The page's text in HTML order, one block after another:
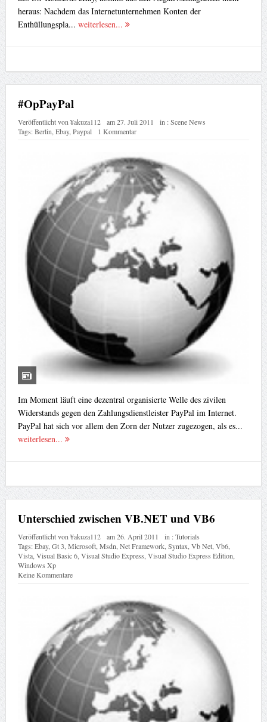
heraus: Nachdem das Internetunternehmen Konten der
Enthüllungspla... weiterlesen...
#OpPayPal
Veröffentlicht von¥akuza112 am27. Juli 2011 in :Scene News
Tags:Berlin,Ebay,Paypal 1 Kommentar
Im Moment läuft eine dezentral organisierte Welle des zivilen
Widerstands gegen den Zahlungsdienstleister PayPal im Internet.
PayPal hat sich vor allem den Zorn der Nutzer zugezogen, als es...
weiterlesen...
Unterschied zwischen VB.NET und VB6
Veröffentlicht von¥akuza112 am26. April 2011 in :Tutorials
Tags:Ebay,Gt 3,Microsoft,Msdn,Net Framework,Syntax,Vb Net,Vb6,
Vista,Visual Basic 6,Visual Studio Express,Visual Studio Express Edition,
Windows Xp
Keine Kommentare